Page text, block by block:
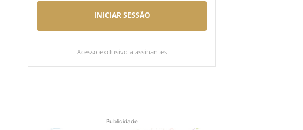
INICIAR SESSÃO
Acesso exclusivo a assinantes
Publicidade